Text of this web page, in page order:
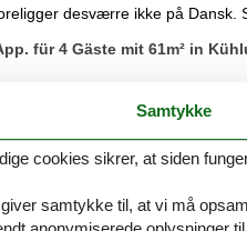
desværre ikke på Dansk.
für 4 Gäste mit 61m² in
geschnittene 3-Zimmer-
finden Sie ein Doppelbett.
über eine Sitzgruppe und
Geschirrspüler, Backofen und
gehören ein 43 Zoll/108
Samtykke
cookies sikrer, at siden
samtykke til, at vi må